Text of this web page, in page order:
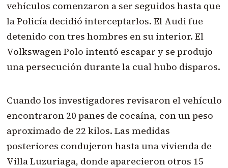
vehículos comenzaron a ser seguidos hasta que
la Policía decidió interceptarlos. El Audi fue
detenido con tres hombres en su interior. El
Volkswagen Polo intentó escapar y se produjo
una persecución durante la cual hubo disparos.
Cuando los investigadores revisaron el vehículo
encontraron 20 panes de cocaína, con un peso
aproximado de 22 kilos. Las medidas
posteriores condujeron hasta una vivienda de
Villa Luzuriaga, donde aparecieron otros 15